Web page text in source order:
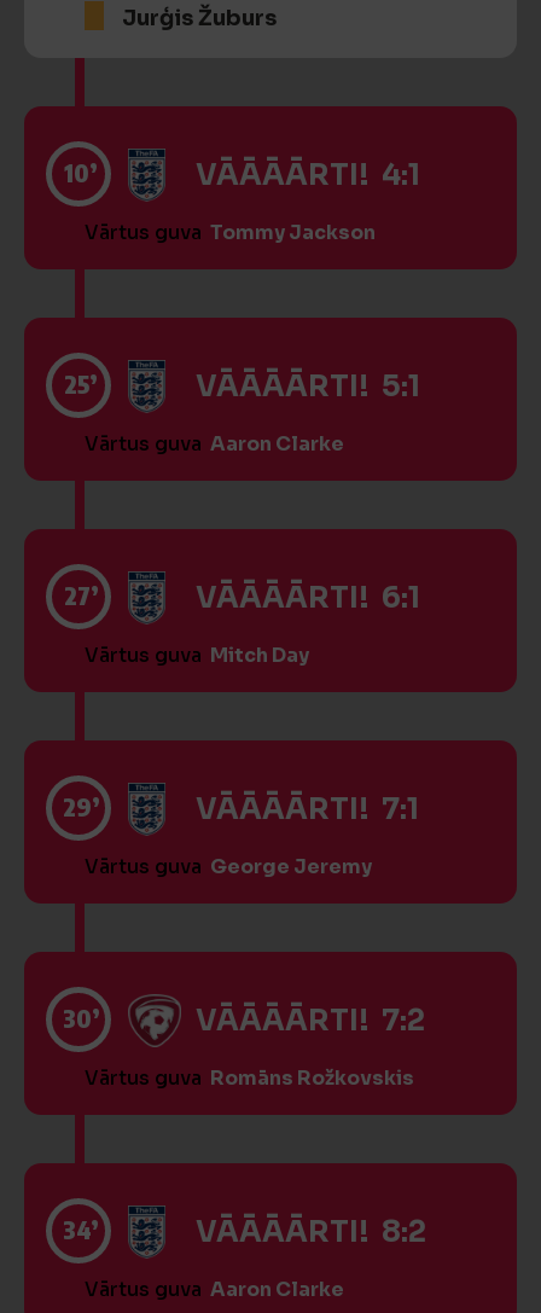
Jurģis Žuburs
10’ VĀĀĀĀRTI! 4:1
Vārtus guva Tommy Jackson
25’ VĀĀĀĀRTI! 5:1
Vārtus guva Aaron Clarke
27’ VĀĀĀĀRTI! 6:1
Vārtus guva Mitch Day
29’ VĀĀĀĀRTI! 7:1
Vārtus guva George Jeremy
30’ VĀĀĀĀRTI! 7:2
Vārtus guva Romāns Rožkovskis
34’ VĀĀĀĀRTI! 8:2
Vārtus guva Aaron Clarke